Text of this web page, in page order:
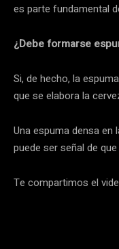
es parte fundamental
¿Debe formarse
Si, de hecho, la
que se elabora la
Una espuma densa en
puede ser señal de
Te compartimos el